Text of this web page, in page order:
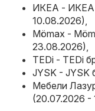
ИКЕА - ИКЕА
10.08.2026),
Mömax -
23.08.2026),
TEDi - TEDi
JYSK - JYSK
Мебели
(20.07.2026 -